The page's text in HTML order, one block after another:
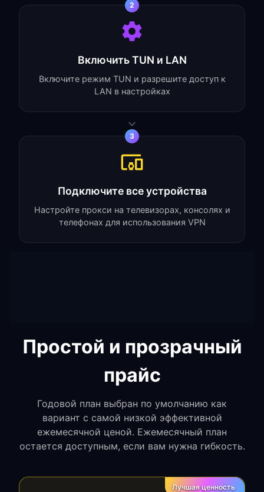
2
Включить TUN и LAN
Включите режим TUN и разрешите доступ к
LAN в настройках
3
Подключите все устройства
Настройте прокси на телевизорах, консолях и
телефонах для использования VPN
Простой и прозрачный
прайс
Годовой план выбран по умолчанию как
вариант с самой низкой эффективной
ежемесячной ценой. Ежемесячный план
остается доступным, если вам нужна гибкость.
Лучшая ценность